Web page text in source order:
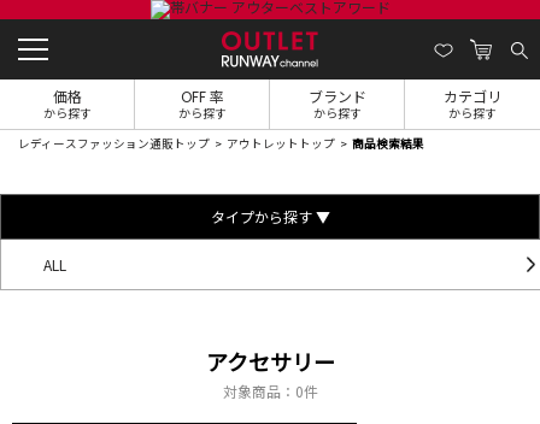
価格
から探す
OFF 率
から探す
ブランド
から探す
カテゴリ
から探す
レディースファッション通販トップ アウトレットトップ 商品検索結果
タイプから探す ▼
ALL
アクセサリー
対象商品： 0件